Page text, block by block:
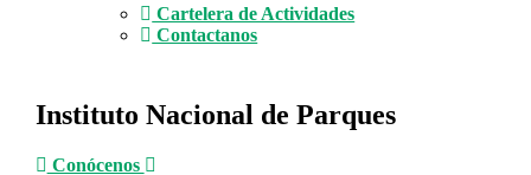
Cartelera de Actividades
Contactanos
Instituto Nacional de Parques
Conócenos